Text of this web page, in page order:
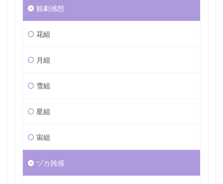
観劇感想
花組
月組
雪組
星組
宙組
ヅカ雑感